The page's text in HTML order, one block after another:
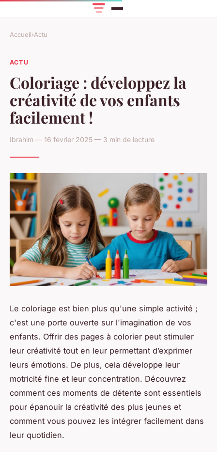
Accueil›Actu
ACTU
Coloriage : développez la
créativité de vos enfants
facilement !
Ibrahim — 16 février 2025 — 3 min de lecture
Le coloriage est bien plus qu'une simple activité ;
c'est une porte ouverte sur l'imagination de vos
enfants. Offrir des pages à colorier peut stimuler
leur créativité tout en leur permettant d’exprimer
leurs émotions. De plus, cela développe leur
motricité fine et leur concentration. Découvrez
comment ces moments de détente sont essentiels
pour épanouir la créativité des plus jeunes et
comment vous pouvez les intégrer facilement dans
leur quotidien.